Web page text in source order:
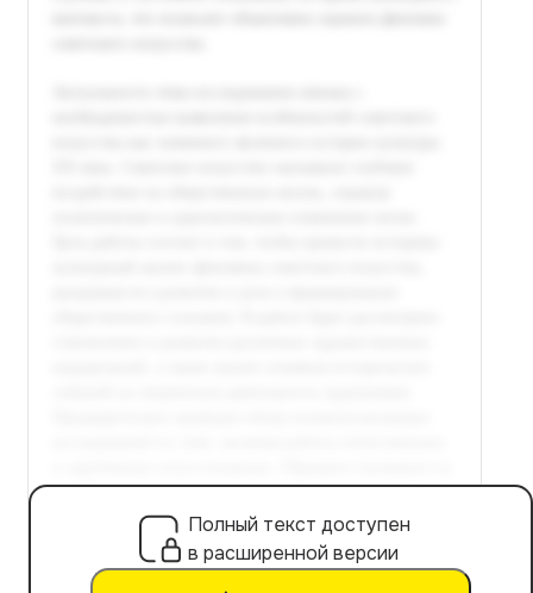
Полный текст доступен
в расширенной версии